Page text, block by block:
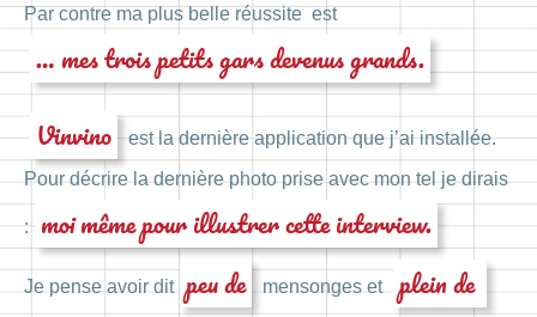
Par contre ma plus belle réussite est
… mes trois petits gars devenus grands.
Vinvino est la dernière application que j’ai installée.
Pour décrire la dernière photo prise avec mon tel je dirais
: moi même pour illustrer cette interview.
Je pense avoir dit peu de mensonges et plein de